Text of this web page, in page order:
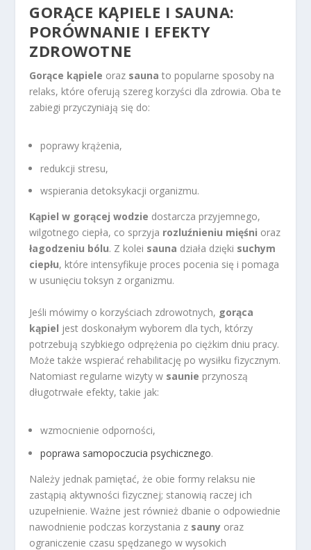
GORĄCE KĄPIELE I SAUNA:
PORÓWNANIE I EFEKTY
ZDROWOTNE
Gorące kąpiele oraz sauna to popularne sposoby na
relaks, które oferują szereg korzyści dla zdrowia. Oba te
zabiegi przyczyniają się do:
poprawy krążenia,
redukcji stresu,
wspierania detoksykacji organizmu.
Kąpiel w gorącej wodzie dostarcza przyjemnego,
wilgotnego ciepła, co sprzyja rozluźnieniu mięśni oraz
łagodzeniu bólu. Z kolei sauna działa dzięki suchym
ciepłu, które intensyfikuje proces pocenia się i pomaga
w usunięciu toksyn z organizmu.
Jeśli mówimy o korzyściach zdrowotnych, gorąca
kąpiel jest doskonałym wyborem dla tych, którzy
potrzebują szybkiego odprężenia po ciężkim dniu pracy.
Może także wspierać rehabilitację po wysiłku fizycznym.
Natomiast regularne wizyty w saunie przynoszą
długotrwałe efekty, takie jak:
wzmocnienie odporności,
poprawa samopoczucia psychicznego.
Należy jednak pamiętać, że obie formy relaksu nie
zastąpią aktywności fizycznej; stanowią raczej ich
uzupełnienie. Ważne jest również dbanie o odpowiednie
nawodnienie podczas korzystania z sauny oraz
ograniczenie czasu spędzanego w wysokich